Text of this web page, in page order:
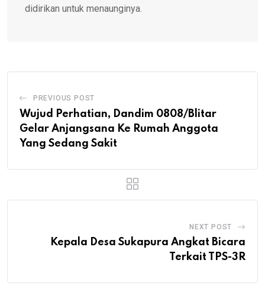
didirikan untuk menaunginya.
PREVIOUS POST
Wujud Perhatian, Dandim 0808/Blitar
Gelar Anjangsana Ke Rumah Anggota
Yang Sedang Sakit
NEXT POST
Kepala Desa Sukapura Angkat Bicara
Terkait TPS-3R